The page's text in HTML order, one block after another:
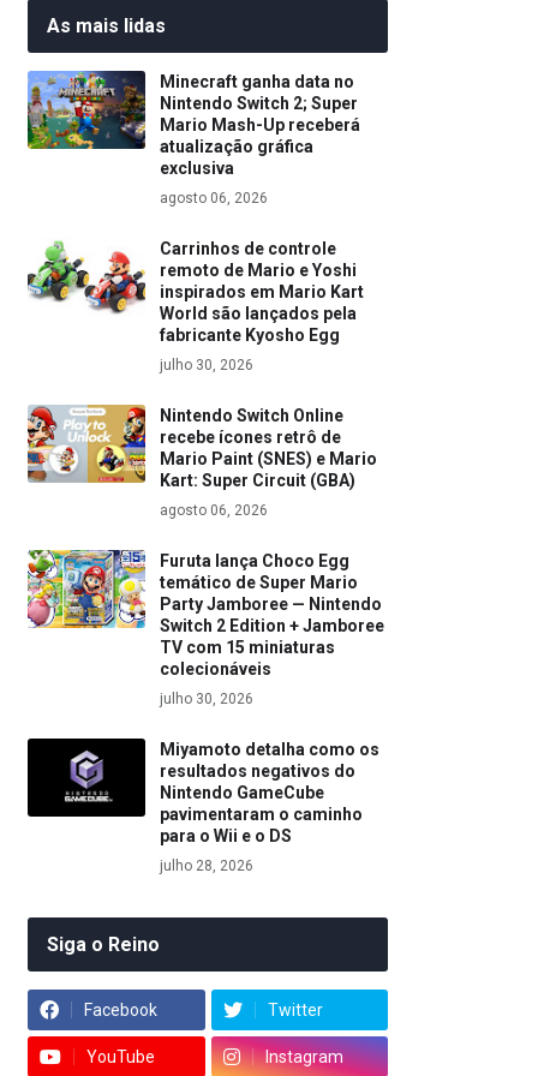
As mais lidas
Minecraft ganha data no
Nintendo Switch 2; Super
Mario Mash-Up receberá
atualização gráfica
exclusiva
agosto 06, 2026
Carrinhos de controle
remoto de Mario e Yoshi
inspirados em Mario Kart
World são lançados pela
fabricante Kyosho Egg
julho 30, 2026
Nintendo Switch Online
recebe ícones retrô de
Mario Paint (SNES) e Mario
Kart: Super Circuit (GBA)
agosto 06, 2026
Furuta lança Choco Egg
temático de Super Mario
Party Jamboree — Nintendo
Switch 2 Edition + Jamboree
TV com 15 miniaturas
colecionáveis
julho 30, 2026
Miyamoto detalha como os
resultados negativos do
Nintendo GameCube
pavimentaram o caminho
para o Wii e o DS
julho 28, 2026
Siga o Reino
Facebook Twitter
YouTube Instagram